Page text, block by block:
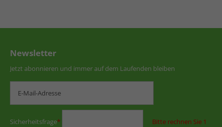
Newsletter
Jetzt abonnieren und immer auf dem Laufenden bleiben
Sicherheitsfrage* Bitte rechnen Sie 1